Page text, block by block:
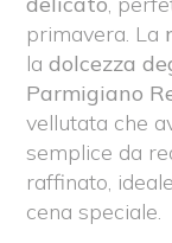
primavera. La
la dolcezza
Parmigiano
vellutata che
semplice da
raffinato,
cena speciale.